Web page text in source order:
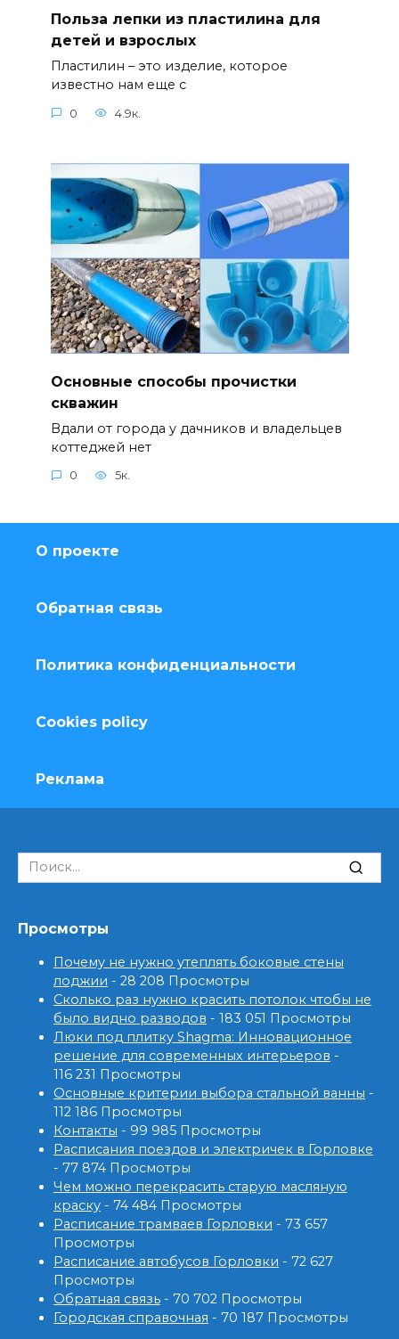
Польза лепки из пластилина для
детей и взрослых
Пластилин – это изделие, которое
известно нам еще с
0 4.9к.
Основные способы прочистки
скважин
Вдали от города у дачников и владельцев
коттеджей нет
0 5к.
О проекте
Обратная связь
Политика конфиденциальности
Cookies policy
Реклама
Search
for:
Просмотры
Почему не нужно утеплять боковые стены
лоджии - 28 208 Просмотры
Сколько раз нужно красить потолок чтобы не
было видно разводов - 183 051 Просмотры
Люки под плитку Shagma: Инновационное
решение для современных интерьеров -
116 231 Просмотры
Основные критерии выбора стальной ванны -
112 186 Просмотры
Контакты - 99 985 Просмотры
Расписания поездов и электричек в Горловке
- 77 874 Просмотры
Чем можно перекрасить старую масляную
краску - 74 484 Просмотры
Расписание трамваев Горловки - 73 657
Просмотры
Расписание автобусов Горловки - 72 627
Просмотры
Обратная связь - 70 702 Просмотры
Городская справочная - 70 187 Просмотры